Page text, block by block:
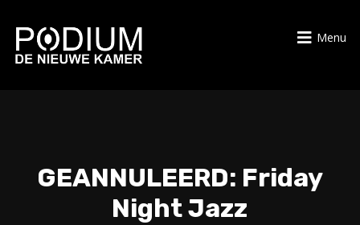
Menu
GEANNULEERD: Friday
Night Jazz